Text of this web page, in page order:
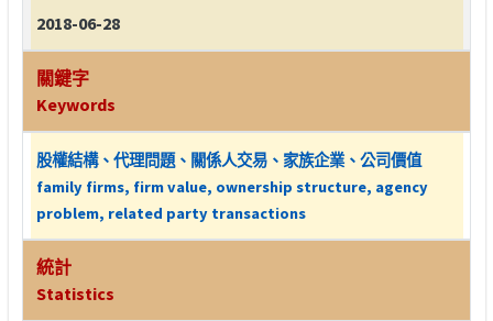
2018-06-28
關鍵字
Keywords
股權結構、代理問題、關係人交易、家族企業、公司價值
family firms, firm value, ownership structure, agency
problem, related party transactions
統計
Statistics